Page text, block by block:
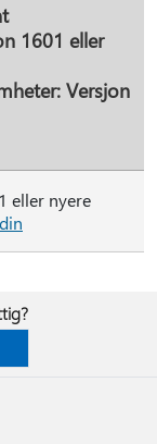
1601 eller
Versjon
eller nyere